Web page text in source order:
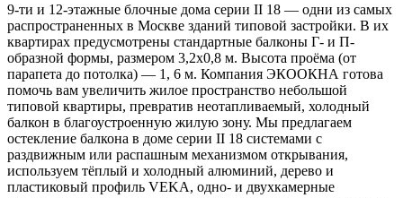
9-ти и 12-этажные блочные дома серии II 18 — одни из самых
распространенных в Москве зданий типовой застройки. В их
квартирах предусмотрены стандартные балконы Г- и П-
образной формы, размером 3,2х0,8 м. Высота проёма (от
парапета до потолка) — 1, 6 м. Компания ЭКООКНА готова
помочь вам увеличить жилое пространство небольшой
типовой квартиры, превратив неотапливаемый, холодный
балкон в благоустроенную жилую зону. Мы предлагаем
остекление балкона в доме серии II 18 системами с
раздвижным или распашным механизмом открывания,
используем тёплый и холодный алюминий, дерево и
пластиковый профиль VEKA, одно- и двухкамерные